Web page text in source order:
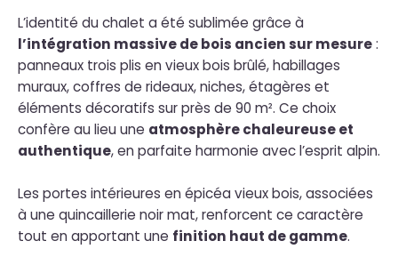
L’identité du chalet a été sublimée grâce à
l’intégration massive de bois ancien sur mesure:
panneaux trois plis en vieux bois brûlé, habillages
muraux, coffres de rideaux, niches, étagères et
éléments décoratifs sur près de 90 m². Ce choix
confère au lieu une atmosphère chaleureuse et
authentique, en parfaite harmonie avec l’esprit alpin.
Les portes intérieures en épicéa vieux bois, associées
à une quincaillerie noir mat, renforcent ce caractère
tout en apportant une finition haut de gamme.